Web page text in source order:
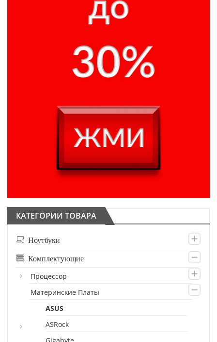
КАТЕГОРИИ ТОВАРА
Ноутбуки
Комплектующие
Процессор
Материнские Платы
ASUS
ASRock
Gigabyte